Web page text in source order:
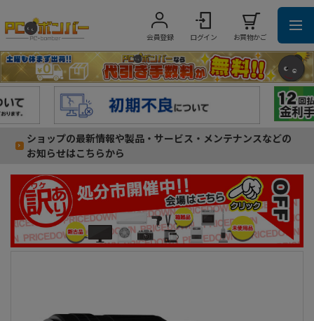
会員登録 ログイン お買物かご
ショップの最新情報や製品・サービス・メンテナンスなどの
お知らせはこちらから